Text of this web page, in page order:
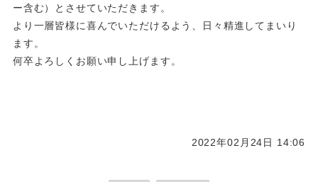
ー含む）とさせていただきます。
より一層皆様に喜んでいただけるよう、日々精進してまいり
ます。
何卒よろしくお願い申し上げます。
2022年02月24日 14:06